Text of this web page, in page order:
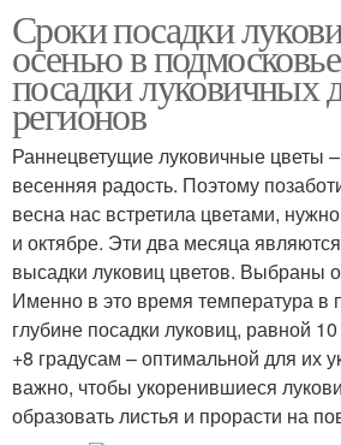
Сроки посадки
осенью в
посадки луковичных
регионов
Раннецветущие луковичные цветы
весенняя радость. Поэтому
весна нас встретила цветами,
и октябре. Эти два месяца
высадки луковиц цветов. Выбраны
Именно в это время температура в
глубине посадки луковиц, равной
+8 градусам – оптимальной для их
важно, чтобы укоренившиеся
образовать листья и прорасти на